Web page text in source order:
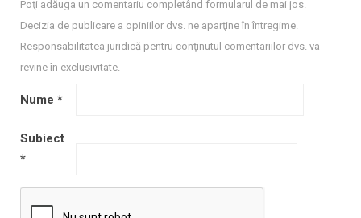
Poţi adăuga un comentariu completând formularul de mai jos.
Decizia de publicare a opiniilor dvs. ne aparţine în întregime.
Responsabilitatea juridică pentru conţinutul comentariilor dvs. va
revine în exclusivitate.
Nume *
Subiect
*